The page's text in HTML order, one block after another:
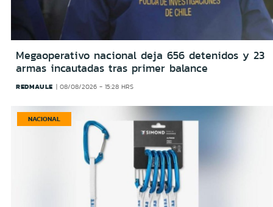
Megaoperativo nacional deja 656 detenidos y 23
armas incautadas tras primer balance
REDMAULE 08/08/2026 - 15:28 HRS
NACIONAL